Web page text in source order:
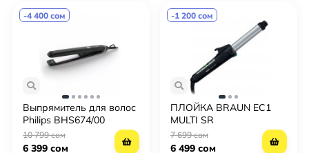
-4 400 сом
Выпрямитель для волос
Philips BHS674/00
10 799 сом
6 399 сом
-1 200 сом
ПЛОЙКА BRAUN EC1
MULTI SR
7 699 сом
6 499 сом